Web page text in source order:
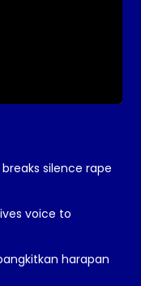
silence rape
voice to
harapan